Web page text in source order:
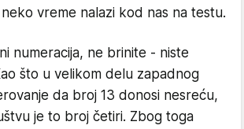
vreme nalazi kod nas na testu.
numeracija, ne brinite - niste
što u velikom delu zapadnog
da broj 13 donosi nesreću,
je to broj četiri. Zbog toga